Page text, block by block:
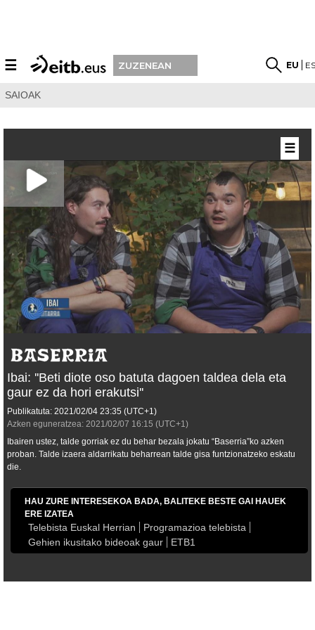
☰ ZUZENEAN EU
SAIOAK
Ibai: ''Beti diote oso batuta dagoen taldea dela eta
gaur ez da hori erakutsi''
Publikatuta: 2021/02/04 23:35 (UTC+1)
Azken eguneratzea: 2021/02/07 16:15 (UTC+1)
Ibairen ustez, talde gorriak ez du behar bezala jokatu “Baserria”ko azken
proban. Talde izaera aldarrikatu beharrean talde gisa funtzionatzeko eskatu
die.
HAU ZURE INTERESEKOA BADA, BALITEKE BESTE GAI HAUEK
ERE IZATEA
Telebista Euskal Herrian
Programazioa telebista
Gehien ikusitako bideoak gaur
ETB1
☰